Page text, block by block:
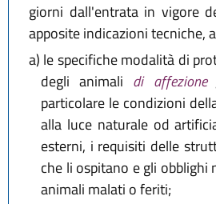
giorni dall'entrata in vigore
apposite indicazioni tecniche,
a) le specifiche modalità di
degli animali di affezione
particolare le condizioni
alla luce naturale od
esterni, i requisiti delle
che li ospitano e gli obblighi
animali malati o feriti;